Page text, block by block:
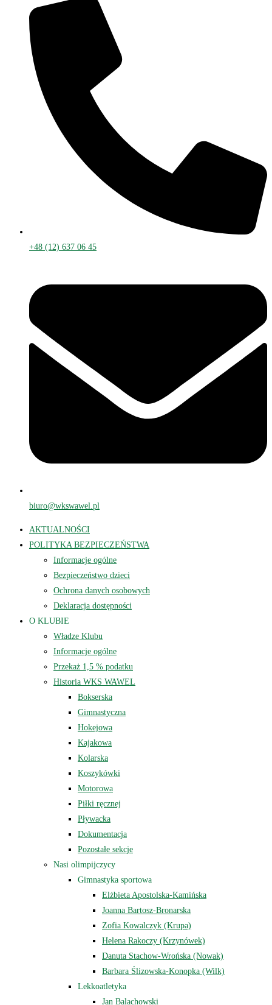
+48 (12) 637 06 45
biuro@wkswawel.pl
AKTUALNOŚCI
POLITYKA BEZPIECZEŃSTWA
Informacje ogólne
Bezpieczeństwo dzieci
Ochrona danych osobowych
Deklaracja dostępności
O KLUBIE
Władze Klubu
Informacje ogólne
Przekaż 1,5 % podatku
Historia WKS WAWEL
Bokserska
Gimnastyczna
Hokejowa
Kajakowa
Kolarska
Koszykówki
Motorowa
Piłki ręcznej
Pływacka
Dokumentacja
Pozostałe sekcje
Nasi olimpijczycy
Gimnastyka sportowa
Elżbieta Apostolska-Kamińska
Joanna Bartosz-Bronarska
Zofia Kowalczyk (Krupa)
Helena Rakoczy (Krzynówek)
Danuta Stachow-Wrońska (Nowak)
Barbara Ślizowska-Konopka (Wilk)
Lekkoatletyka
Jan Balachowski